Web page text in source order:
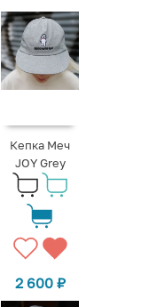
Кепка Меч
JOY Grey
2 600 ₽